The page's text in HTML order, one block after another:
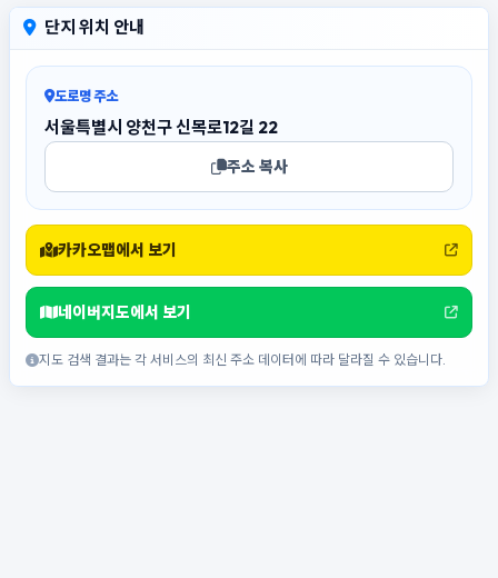
단지 위치 안내
도로명 주소
서울특별시 양천구 신목로12길 22
주소 복사
카카오맵에서 보기
네이버지도에서 보기
지도 검색 결과는 각 서비스의 최신 주소 데이터에 따라 달라질 수 있습니다.